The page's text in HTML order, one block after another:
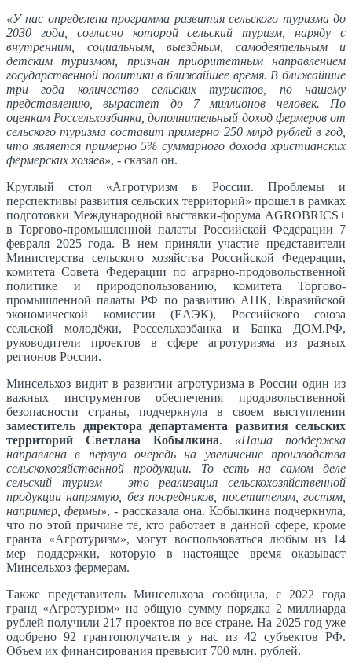
«У нас определена программа развития сельского туризма до
2030 года, согласно которой сельский туризм, наряду с
внутренним, социальным, выездным, самодеятельным и
детским туризмом, признан приоритетным направлением
государственной политики в ближайшее время. В ближайшие
три года количество сельских туристов, по нашему
представлению, вырастет до 7 миллионов человек. По
оценкам Россельхозбанка, дополнительный доход фермеров от
сельского туризма составит примерно 250 млрд рублей в год,
что является примерно 5% суммарного дохода христианских
фермерских хозяев», - сказал он.
Круглый стол «Агротуризм в России. Проблемы и
перспективы развития сельских территорий» прошел в рамках
подготовки Международной выставки-форума AGROBRICS+
в Торгово-промышленной палаты Российской Федерации 7
февраля 2025 года. В нем приняли участие представители
Министерства сельского хозяйства Российской Федерации,
комитета Совета Федерации по аграрно-продовольственной
политике и природопользованию, комитета Торгово-
промышленной палаты РФ по развитию АПК, Евразийской
экономической комиссии (ЕАЭК), Российского союза
сельской молодёжи, Россельхозбанка и Банка ДОМ.РФ,
руководители проектов в сфере агротуризма из разных
регионов России.
Минсельхоз видит в развитии агротуризма в России один из
важных инструментов обеспечения продовольственной
безопасности страны, подчеркнула в своем выступлении
заместитель директора департамента развития сельских
территорий Светлана Кобылкина. «Наша поддержка
направлена в первую очередь на увеличение производства
сельскохозяйственной продукции. То есть на самом деле
сельский туризм – это реализация сельскохозяйственной
продукции напрямую, без посредников, посетителям, гостям,
например, фермы», - рассказала она. Кобылкина подчеркнула,
что по этой причине те, кто работает в данной сфере, кроме
гранта «Агротуризм», могут воспользоваться любым из 14
мер поддержки, которую в настоящее время оказывает
Минсельхоз фермерам.
Также представитель Минсельхоза сообщила, с 2022 года
гранд «Агротуризм» на общую сумму порядка 2 миллиарда
рублей получили 217 проектов по все стране. На 2025 год уже
одобрено 92 грантополучателя у нас из 42 субъектов РФ.
Объем их финансирования превысит 700 млн. рублей.